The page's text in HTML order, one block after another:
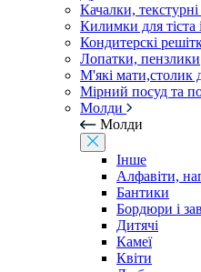
Качалки,
Килимки для тіста
Кондитерскі
Лопатки, пензлики
М'які мати,столик
Мірний посуд та
Молди
Молди
Інше
Алфавіти,
Бантики
Бордюри і
Дитячі
Камеї
Квіти